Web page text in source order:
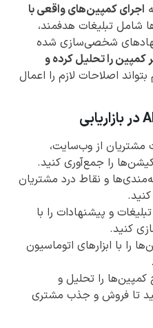
اجرای کمپین‌های واقعی با
شامل تبلیغات هدفمند،
شخصی‌سازی شده
کمپین را تحلیل کرده و
بتواند اصلاحات لازم را اعمال
مشتریان از وب‌سایت،
را جمع‌آوری کنید.
و نقاط درد مشتریان
و پیشنهادات را با
کنید.
را با ابزارهای اتوماسیون
کمپین‌ها را تحلیل و
تا فروش و جذب مشتری